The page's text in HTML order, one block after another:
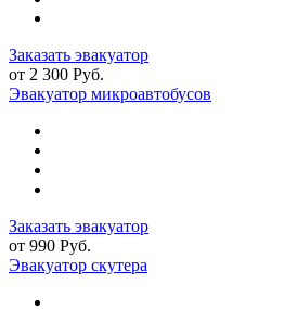
Заказать эвакуатор
от 2 300 Руб.
Эвакуатор микроавтобусов
Заказать эвакуатор
от 990 Руб.
Эвакуатор скутера